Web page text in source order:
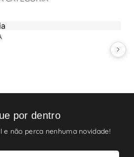
por dentro
e não perca nenhuma novidade!